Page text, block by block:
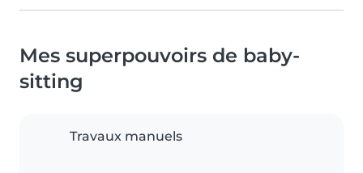
Mes superpouvoirs de baby-
sitting
Travaux manuels